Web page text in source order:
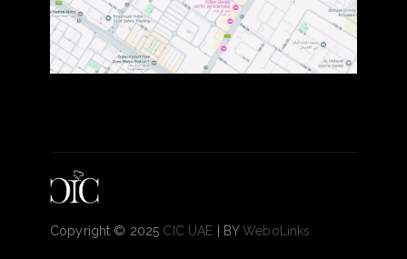
Copyright © 2025 CIC UAE | BYWeboLinks